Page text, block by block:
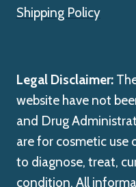
Shipping Policy
Legal Disclaimer:
website have not
and Drug
are for cosmetic use
to diagnose, treat,
condition. All